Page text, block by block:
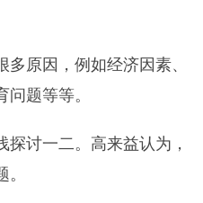
原因，例如经济因素、
题等等。
讨一二。高来益认为，